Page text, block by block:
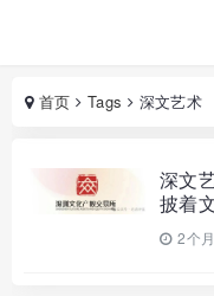
首页 Tags 深文艺术
深文
披着
2个